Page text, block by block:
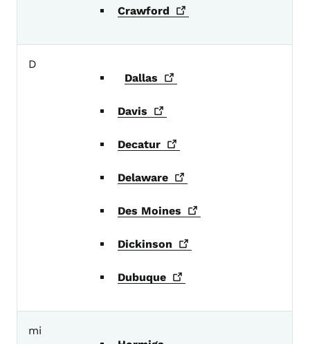
Crawford
D
Dallas
Davis
Decatur
Delaware
Des Moines
Dickinson
Dubuque
mi